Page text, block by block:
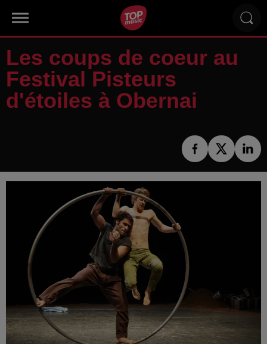
Les coups de coeur au
Festival Pisteurs
d'étoiles à Obernai